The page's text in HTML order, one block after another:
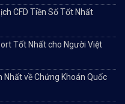
CFD Tiền Số Tốt Nhất
Tốt Nhất cho Người Việt
Nhất về Chứng Khoán Quốc